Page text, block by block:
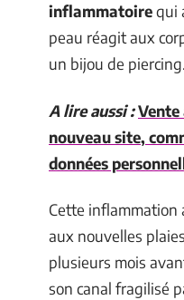
inflammatoirequi
peau réagit aux
un bijou de piercing.
A lire aussi :Vente
nouveau site,
données
Cette inflammation
aux nouvelles
plusieurs mois
son canal fragilisé